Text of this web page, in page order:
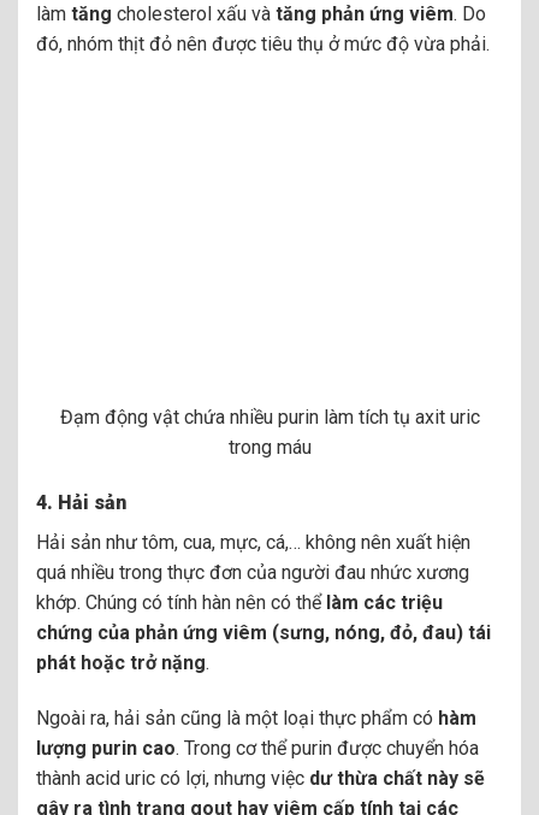
làm tăng cholesterol xấu và tăng phản ứng viêm. Do
đó, nhóm thịt đỏ nên được tiêu thụ ở mức độ vừa phải.
Đạm động vật chứa nhiều purin làm tích tụ axit uric
trong máu
4. Hải sản
Hải sản như tôm, cua, mực, cá,… không nên xuất hiện
quá nhiều trong thực đơn của người đau nhức xương
khớp. Chúng có tính hàn nên có thể làm các triệu
chứng của phản ứng viêm (sưng, nóng, đỏ, đau) tái
phát hoặc trở nặng.
Ngoài ra, hải sản cũng là một loại thực phẩm có hàm
lượng purin cao. Trong cơ thể purin được chuyển hóa
thành acid uric có lợi, nhưng việc dư thừa chất này sẽ
gây ra tình trạng gout hay viêm cấp tính tại các